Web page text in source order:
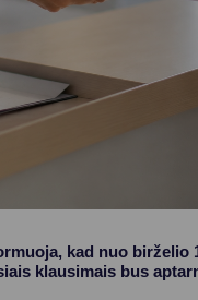
kad nuo
klausimais bus